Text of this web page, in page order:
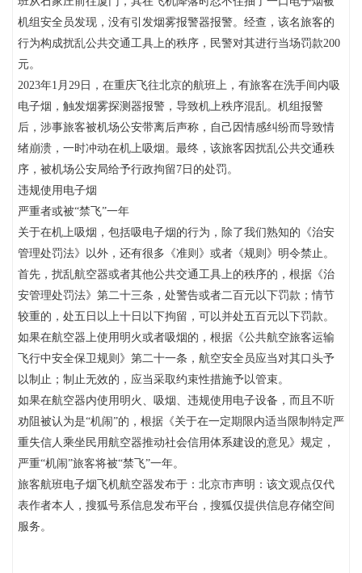
机组安全员发现，没有引发烟雾报警器报警。经查，该名旅客的
行为构成扰乱公共交通工具上的秩序，民警对其进行当场罚款200
元。
2023年1月29日，在重庆飞往北京的航班上，有旅客在洗手间内吸
电子烟，触发烟雾探测器报警，导致机上秩序混乱。机组报警
后，涉事旅客被机场公安带离后声称，自己因情感纠纷而导致情
绪崩溃，一时冲动在机上吸烟。最终，该旅客因扰乱公共交通秩
序，被机场公安局给予行政拘留7日的处罚。
违规使用电子烟
严重者或被“禁飞”一年
关于在机上吸烟，包括吸电子烟的行为，除了我们熟知的《治安
管理处罚法》以外，还有很多《准则》或者《规则》明令禁止。
首先，扰乱航空器或者其他公共交通工具上的秩序的，根据《治
安管理处罚法》第二十三条，处警告或者二百元以下罚款；情节
较重的，处五日以上十日以下拘留，可以并处五百元以下罚款。
如果在航空器上使用明火或者吸烟的，根据《公共航空旅客运输
飞行中安全保卫规则》第二十一条，航空安全员应当对其口头予
以制止；制止无效的，应当采取约束性措施予以管束。
如果在航空器内使用明火、吸烟、违规使用电子设备，而且不听
劝阻被认为是“机闹”的，根据《关于在一定期限内适当限制特定严
重失信人乘坐民用航空器推动社会信用体系建设的意见》规定，
严重“机闹”旅客将被“禁飞”一年。
旅客航班电子烟飞机航空器发布于：北京市声明：该文观点仅代
表作者本人，搜狐号系信息发布平台，搜狐仅提供信息存储空间
服务。